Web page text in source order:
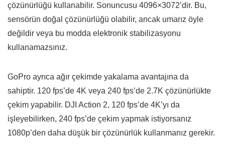
çözünürlüğü kullanabilir. Sonuncusu 4096×3072’dir. Bu,
sensörün doğal çözünürlüğü olabilir, ancak umarız öyle
değildir veya bu modda elektronik stabilizasyonu
kullanamazsınız.
GoPro ayrıca ağır çekimde yakalama avantajına da
sahiptir. 120 fps’de 4K veya 240 fps’de 2.7K çözünürlükte
çekim yapabilir. DJI Action 2, 120 fps’de 4K’yı da
işleyebilirken, 240 fps’de çekim yapmak istiyorsanız
1080p’den daha düşük bir çözünürlük kullanmanız gerekir.